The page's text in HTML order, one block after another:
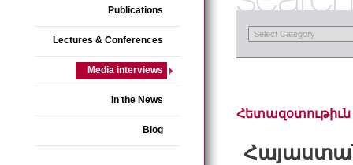
Publications
Lectures & Conferences
Media interviews
In the News
Blog